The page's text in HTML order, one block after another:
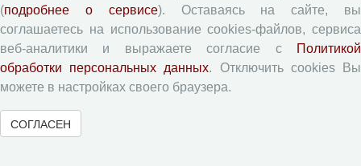
Текущий номер (Том 19, №3, 2026)
Архив
Рубрики
Авторы
Статьи
Поиск
(подробнее о сервисе). Оставаясь на сайте, вы
соглашаетесь на использование cookies-файлов, сервиса
веб-аналитики и выражаете согласие с
Политикой
обработки персональных данных. Отключить cookies Вы
можете в настройках своего браузера.
СОГЛАСЕН